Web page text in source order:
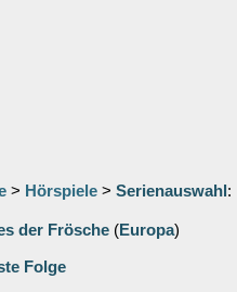
> Hörspiele > Serienauswahl :
der Frösche (Europa)
Folge